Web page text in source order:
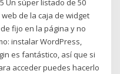
Un súper listado de 50
de la caja de widget
fijo en la página y no
instalar WordPress,
es fantástico, así que si
acceder puedes hacerlo